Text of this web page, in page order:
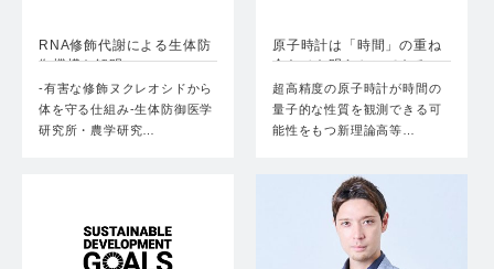
RNA修飾代謝による生体防
御機構を解明
-有害な修飾ヌクレオシドから
体を守る仕組み-生体防御医学
研究所・農学研究…
原子時計は「時間」の重ね
合わせを明らかにできる
の…
超高精度の原子時計が時間の
量子的な性質を観測できる可
能性をもつ新理論高等…